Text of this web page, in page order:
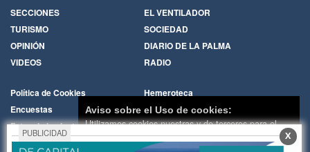
SECCIONES
EL VENTILADOR
TURISMO
SOCIEDAD
OPINIÓN
DIARIO DE LA PALMA
VIDEOS
RADIO
Política de Cookies
Hemeroteca
Encuestas
Cartas de los lectores
Fotos de los lectores
Galerías de imágenes
Temas de actualidad
Principios Editoriales
PUBLICIDAD X
Aviso sobre el Uso de cookies:
Utilizamos cookies nuestras y de terceros para el
funcionamiento del digital. Puedes consultar la lista